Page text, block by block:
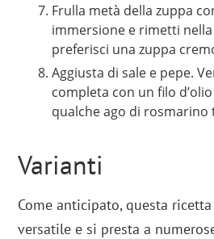
Frulla metà della zuppa
immersione e rimetti
preferisci una zuppa
Aggiusta di sale e pepe.
completa con un filo
qualche ago di rosmarino
Varianti
Come anticipato, questa
versatile e si presta a